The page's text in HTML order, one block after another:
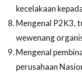
kecelakaan
Mengenal P2K3,
wewenang
Mengenal
perusahaan